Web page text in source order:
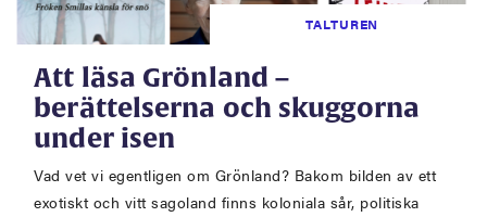
TALTUREN
Att läsa Grönland –
berättelserna och skuggorna
under isen
Vad vet vi egentligen om Grönland? Bakom bilden av ett
exotiskt och vitt sagoland finns koloniala sår, politiska